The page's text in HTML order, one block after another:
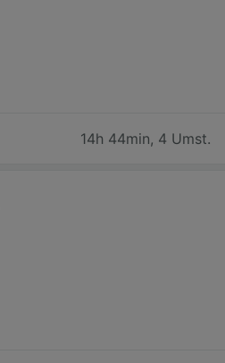
14h 44min, 4 Umst.